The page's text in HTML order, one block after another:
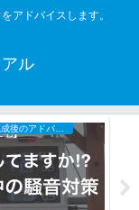
アドバイスします。
ル
マイホーム完成後のアドバイス